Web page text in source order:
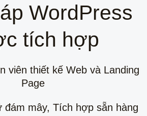
WordPress
tích hợp
viên thiết kế Web và Landing
Page
đám mây, Tích hợp sẵn hàng